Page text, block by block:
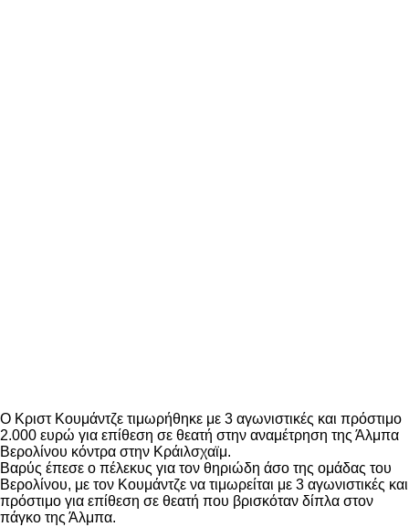
Ο Κριστ Κουμάντζε τιμωρήθηκε με 3 αγωνιστικές και πρόστιμο
2.000 ευρώ για επίθεση σε θεατή στην αναμέτρηση της Άλμπα
Βερολίνου κόντρα στην Κράιλσχαϊμ.
Βαρύς έπεσε ο πέλεκυς για τον θηριώδη άσο της ομάδας του
Βερολίνου, με τον Κουμάντζε να τιμωρείται με 3 αγωνιστικές και
πρόστιμο για επίθεση σε θεατή που βρισκόταν δίπλα στον
πάγκο της Άλμπα.